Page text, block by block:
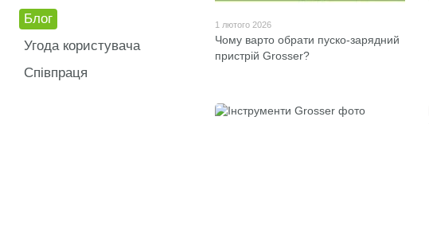
1 лютого 2026
Чому варто обрати пуско-зарядний
пристрій Grosser?
Блог
Угода користувача
Співпраця